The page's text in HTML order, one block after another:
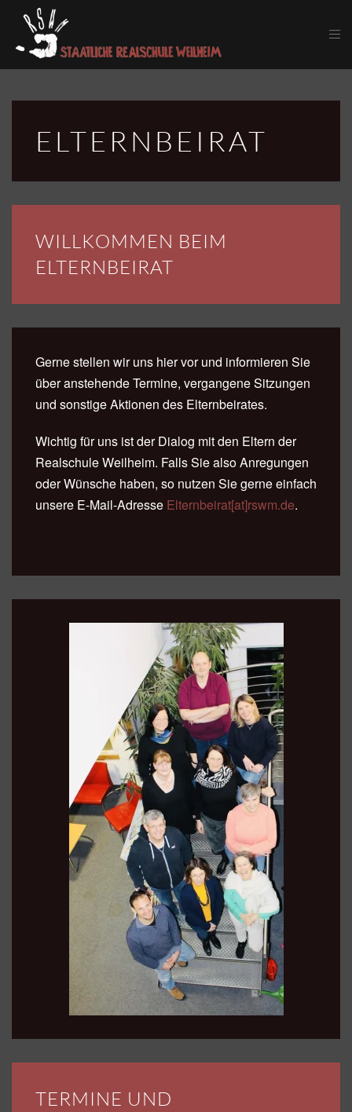
Skip to main content
ELTERNBEIRAT
WILLKOMMEN BEIM
ELTERNBEIRAT
Gerne stellen wir uns hier vor und informieren Sie
über anstehende Termine, vergangene Sitzungen
und sonstige Aktionen des Elternbeirates.
Wichtig für uns ist der Dialog mit den Eltern der
Realschule Weilheim. Falls Sie also Anregungen
oder Wünsche haben, so nutzen Sie gerne einfach
unsere E-Mail-Adresse Elternbeirat[at]rswm.de.
TERMINE UND